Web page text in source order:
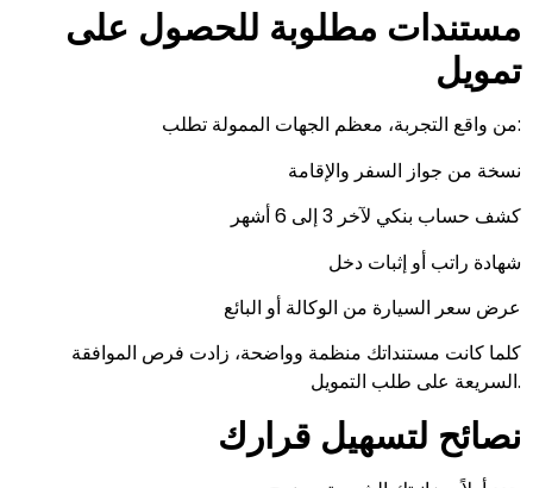
مستندات مطلوبة للحصول على
تمويل
من واقع التجربة، معظم الجهات الممولة تطلب:
نسخة من جواز السفر والإقامة
كشف حساب بنكي لآخر 3 إلى 6 أشهر
شهادة راتب أو إثبات دخل
عرض سعر السيارة من الوكالة أو البائع
كلما كانت مستنداتك منظمة وواضحة، زادت فرص الموافقة
السريعة على طلب التمويل.
نصائح لتسهيل قرارك